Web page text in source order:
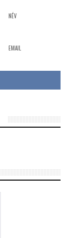
NÉV
EMAIL